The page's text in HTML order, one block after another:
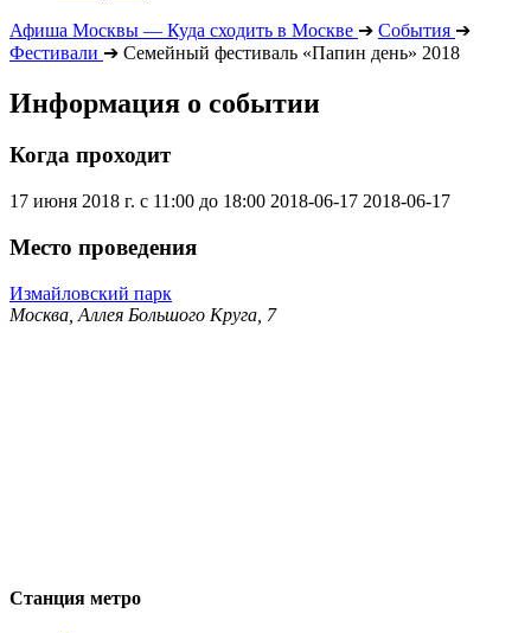
Афиша Москвы — Куда сходить в Москве ➔ События ➔
Фестивали ➔ Семейный фестиваль «Папин день» 2018
Информация о событии
Когда проходит
17 июня 2018 г. с 11:00 до 18:00 2018-06-17 2018-06-17
Место проведения
Измайловский парк
Москва, Аллея Большого Круга, 7
Станция метро